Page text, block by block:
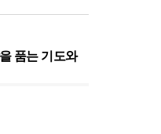
부르는 정책을
병률 27.8%,
품는 기도와
되어주길”
르는 정책을